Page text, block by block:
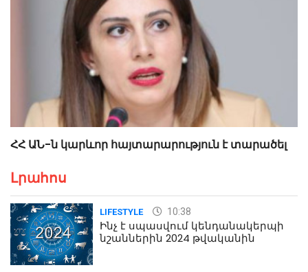
ՀՀ ԱՆ-ն կարևոր հայտարարություն է տարածել
Լրահոս
LIFESTYLE 10:38
Ինչ է սպասվում կենդանակերպի
նշաններին 2024 թվականին